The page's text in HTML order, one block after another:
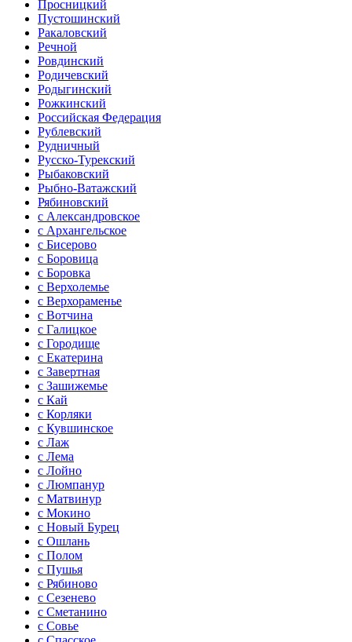
Просницкий
Пустошинский
Ракаловский
Речной
Ровдинский
Родичевский
Родыгинский
Рожкинский
Российская Федерация
Рублевский
Рудничный
Русско-Турекский
Рыбаковский
Рыбно-Ватажский
Рябиновский
с Александровское
с Архангельское
с Бисерово
с Боровица
с Боровка
с Верхолемье
с Верхораменье
с Вотчина
с Галицкое
с Городище
с Екатерина
с Завертная
с Зашижемье
с Кай
с Корляки
с Кувшинское
с Лаж
с Лема
с Лойно
с Люмпанур
с Матвинур
с Мокино
с Новый Бурец
с Ошлань
с Полом
с Пушья
с Рябиново
с Сезенево
с Сметанино
с Совье